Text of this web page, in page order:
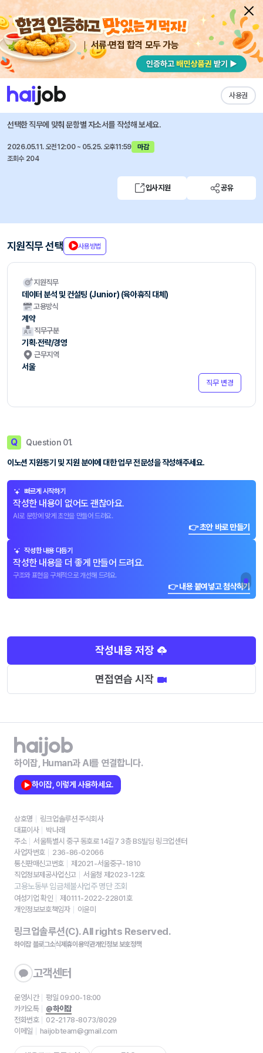
서류·면접 합격 모두 가능
사용권
채용공고 자소서 자유항목 자소서 내 작성목록
이노션 즐겨찾기
데이터 분석 및 컨설팅 (Junior) (육아휴직 대체)
선택한 직무에 맞춰 문항별 자소서를 작성해 보세요.
2026.05.11. 오전12:00 ~ 05.25. 오후11:59
마감
조회수 204
입사지원 공유
지원직무 선택 사용방법
지원직무
데이터 분석 및 컨설팅 (Junior) (육아휴직 대체)
고용방식
계약
직무구분
기획·전략/경영
근무지역
서울
직무 변경
Q Question 01.
이노션 지원동기 및 지원 분야에 대한 업무 전문성을 작성해주세요.
빠르게 시작하기
작성한 내용이 없어도 괜찮아요.
AI로 문항에 맞게 초안을 만들어 드려요.
👉 초안 바로 만들기
작성한 내용 다듬기
작성한 내용을 더 좋게 만들어 드려요.
구조와 표현을 구체적으로 개선해 드려요.
👉 내용 붙여넣고 첨삭하기
작성내용 저장
면접연습 시작
하이잡, Human과 AI를 연결합니다.
하이잡, 이렇게 사용하세요.
상호명
링크업솔루션 주식회사
대표이사
박나래
주소
서울특별시 중구 동호로 14길7 3층 BS빌딩 링크업센터
사업자번호
236-86-02066
통신판매신고번호
제2021-서울중구-1810
직업정보제공사업신고
서울청 제2023-12호
고용노동부 임금체불사업주 명단 조회
여성기업 확인
제0111-2022-22801호
개인정보보호책임자
이윤미
링크업솔루션(C). All rights Reserved.
하이잡 블로그소식제휴이용약관개인정보 보호정책
고객센터
운영시간
평일 09:00-18:00
카카오톡
@하이잡
전화번호
02-2178-8073/8029
이메일
haijobteam@gmail.com